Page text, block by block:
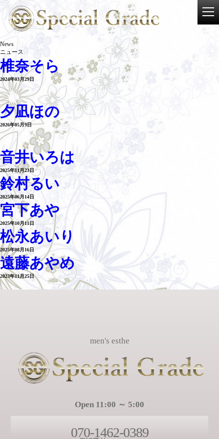
News
ニュース
椎奈そら
2024年03月29日
夕凪ほの
2026年05月9日
音井いろは
2025年11月23日
鈴村るい
2025年06月14日
宮下あや
2025年10月11日
松永あいり
2025年08月16日
遠藤あやめ
2023年11月25日
men's esthe
Open 11:00 ～ 5:00
070-1462-0389